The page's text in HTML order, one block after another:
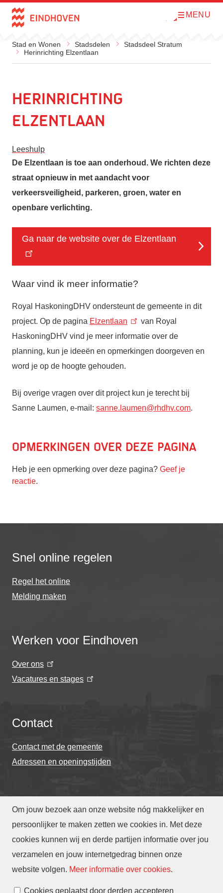
Om jouw bezoek aan onze website nóg makkelijker en
persoonlijker te maken zetten we cookies in. Met deze
cookies kunnen wij en derde partijen informatie over jou
verzamelen en jouw internetgedrag binnen onze
website volgen. Meer informatie over cookies.
Cookies geplaatst door derden accepteren
Direct naar de inhoud
O
m
MENU
Stad en Wonen Stadsdelen
Stadsdeel Stratum
Herinrichting Elzentlaan
Herinrichting
Elzentlaan
Leeshulp
De Elzentlaan is toe aan onderhoud. We richten deze
straat opnieuw in met aandacht voor
verkeersveiligheid, parkeren, groen, water en
openbare verlichting.
Ga naar de website over de Elzentlaan
Waar vind ik meer informatie?
Royal HaskoningDHV ondersteunt de gemeente in dit
project. Op de pagina Elzentlaan
van Royal
HaskoningDHV vind je meer informatie over de
planning, kun je ideeën en opmerkingen doorgeven en
word je op de hoogte gehouden.
Bij overige vragen over dit project kun je terecht bij
Sanne Laumen, e-mail: sanne.laumen@rhdhv.com.
Opmerkingen over deze pagina
Heb je een opmerking over deze pagina? Geef je
reactie.
Snel online regelen
Regel het online
Melding maken
Werken voor Eindhoven
Over ons
Vacatures en stages
Contact
Contact met de gemeente
Adressen en openingstijden
© Gemeente Eindhoven 2026
Over deze website
Toegankelijkheid
Translate
Cookies beheren